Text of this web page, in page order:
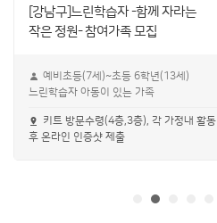
[강남구]느린학습자 -함께 자라는
작은 정원- 참여가족 모집
예비초등(7세)~초등 6학년(13세)
느린학습자 아동이 있는 가족
키트 방문수령(4층,3층), 각 가정내 활동
후 온라인 인증샷 제출